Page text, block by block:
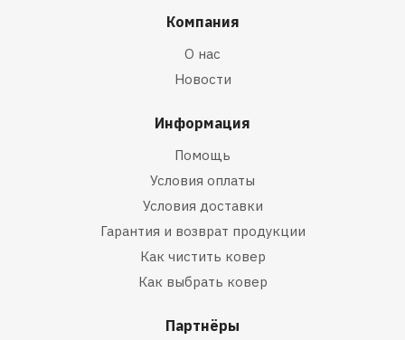
Компания
О нас
Новости
Информация
Помощь
Условия оплаты
Условия доставки
Гарантия и возврат продукции
Как чистить ковер
Как выбрать ковер
Партнёры